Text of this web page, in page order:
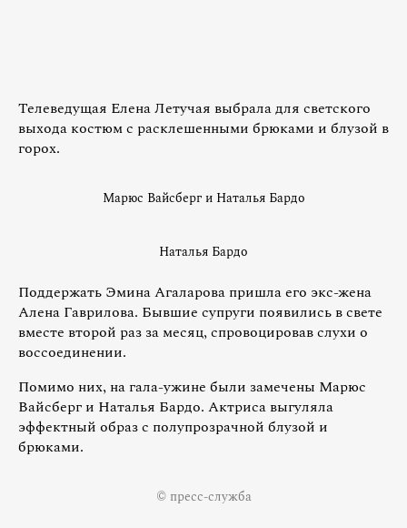
Телеведущая Елена Летучая выбрала для светского
выхода костюм с расклешенными брюками и блузой в
горох.
Марюс Вайсберг и Наталья Бардо
Наталья Бардо
Поддержать Эмина Агаларова пришла его экс-жена
Алена Гаврилова. Бывшие супруги появились в свете
вместе второй раз за месяц, спровоцировав слухи о
воссоединении.
Помимо них, на гала-ужине были замечены Марюс
Вайсберг и Наталья Бардо. Актриса выгуляла
эффектный образ с полупрозрачной блузой и
брюками.
© пресс-служба